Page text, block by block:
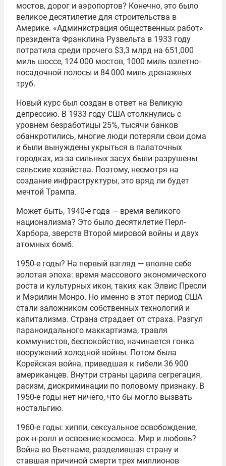
мостов, дорог и аэропортов? Конечно, это было
великое десятилетие для строительства в
Америке. «Администрация общественных работ»
президента Франклина Рузвельта в 1933 году
потратила среди прочего $3,3 млрд на 651,000
миль шоссе, 124 000 мостов, 1000 миль взлетно-
посадочной полосы и 84 000 миль дренажных
труб.
Новый курс был создан в ответ на Великую
депрессию. В 1933 году США столкнулись с
уровнем безработицы 25%, тысячи банков
обанкротились, многие люди потеряли свои дома
и были вынуждены укрыться в палаточных
городках, из-за сильных засух были разрушены
сельские хозяйства. Поэтому, несмотря на
создание инфраструктуры, это вряд ли будет
мечтой Трампа.
Может быть, 1940-е года — время великого
национализма? Это было десятилетие Перл-
Харбора, зверств Второй мировой войны и двух
атомных бомб.
1950-е годы? На первый взгляд — вполне себе
золотая эпоха: время массового экономического
роста и культурных икон, таких как Элвис Пресли
и Мэрилин Монро. Но именно в этот период США
стали заложником собственных технологий и
капитализма. Страна страдает от страха. Разгул
параноидального маккартизма, травля
коммунистов, беспокойство, начинается гонка
вооружений холодной войны. Потом была
Корейская война, приведшая к гибели 36 900
американцев. Внутри страны царила сегрегация,
расизм, дискриминации по половому признаку. В
1950-е годы нет ничего, что бы могло вызвать
ностальгию.
1960-е годы: хиппи, сексуальное освобождение,
рок-н-ролл и освоение космоса. Мир и любовь?
Война во Вьетнаме, разделившая страну и
ставшая причиной смерти трех миллионов